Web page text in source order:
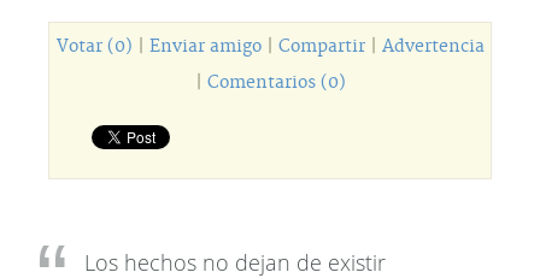
Votar (0) Enviar amigo| Compartir| Advertencia
Comentarios (0)
Los hechos no dejan de existir